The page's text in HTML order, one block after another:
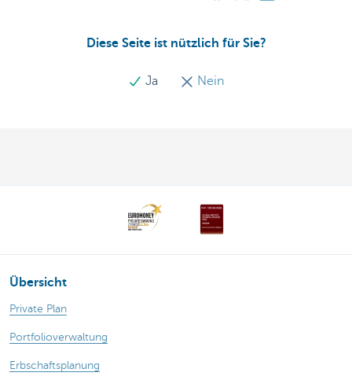
Diese Seite ist nützlich für Sie?
Ja Nein
Übersicht
Private Plan
Portfolioverwaltung
Erbschaftsplanung